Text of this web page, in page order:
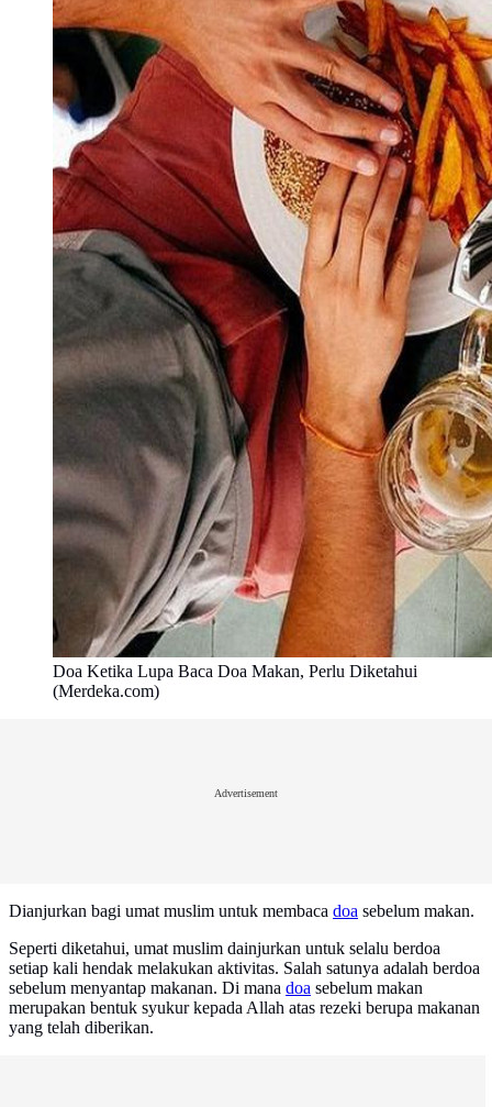
Doa Ketika Lupa Baca Doa Makan, Perlu Diketahui
(Merdeka.com)
Advertisement
Dianjurkan bagi umat muslim untuk membaca doa sebelum makan.
Seperti diketahui, umat muslim dainjurkan untuk selalu berdoa
setiap kali hendak melakukan aktivitas. Salah satunya adalah berdoa
sebelum menyantap makanan. Di mana doa sebelum makan
merupakan bentuk syukur kepada Allah atas rezeki berupa makanan
yang telah diberikan.